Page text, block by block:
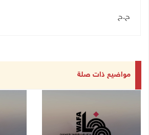
ح.ح
مواضيع ذات صلة